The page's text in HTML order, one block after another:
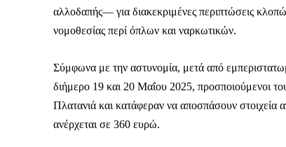
αλλοδαπής— για διακεκριμένες περιπτώσεις
νομοθεσίας περί όπλων και ναρκωτικών.
Σύμφωνα με την αστυνομία, μετά από
διήμερο 19 και 20 Μαΐου 2025, προσποιούμενοι
Πλατανιά και κατάφεραν να αποσπάσουν
ανέρχεται σε 360 ευρώ.